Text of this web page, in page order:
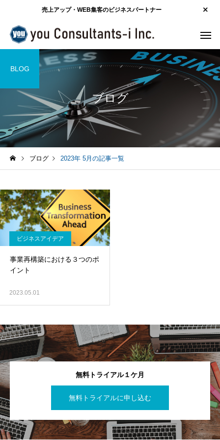
売上アップ・WEB集客のビジネスパートナー
ブログ
BLOG
ブログ 2023年 5月の記事一覧
ビジネスアイデア
事業再構築における３つのポ
イント
2023.05.01
無料トライアル１ケ月
無料トライアルに申し込む